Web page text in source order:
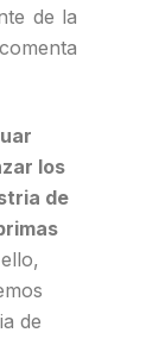
de la
los
de
de